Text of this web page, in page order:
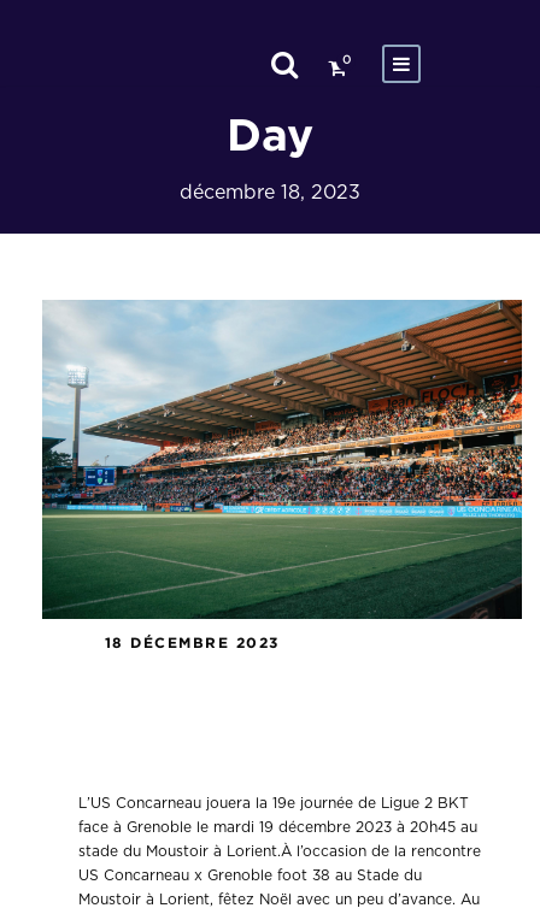
0
Day
décembre 18, 2023
18 DÉCEMBRE 2023
L’US Concarneau jouera la 19e journée de Ligue 2 BKT
face à Grenoble le mardi 19 décembre 2023 à 20h45 au
stade du Moustoir à Lorient.À l’occasion de la rencontre
US Concarneau x Grenoble foot 38 au Stade du
Moustoir à Lorient, fêtez Noël avec un peu d’avance. Au